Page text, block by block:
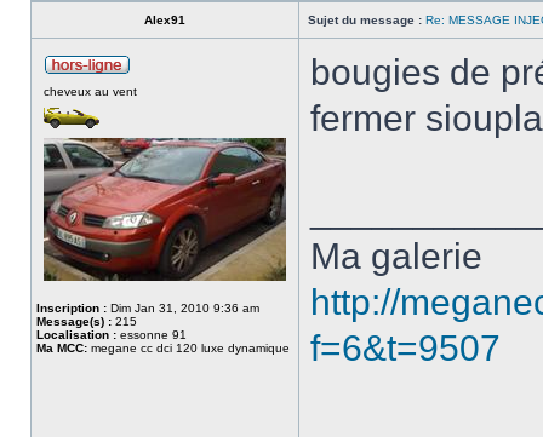
Alex91 Sujet du message : Re: MESSAGE
cheveux au vent
Inscription : Dim Jan 31, 2010 9:36 am
Message(s) : 215
Localisation : essonne 91
Ma MCC: megane cc dci 120 luxe dynamique
bougies de
fermer
Ma galerie
http://
f=6&t=9507